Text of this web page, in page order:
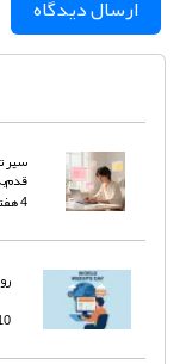
ارسال دیدگاه
سیر
4 هفته پیش
10